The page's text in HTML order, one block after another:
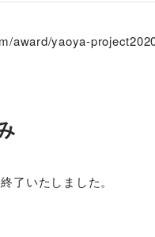
award/yaoya-
了いたしました。